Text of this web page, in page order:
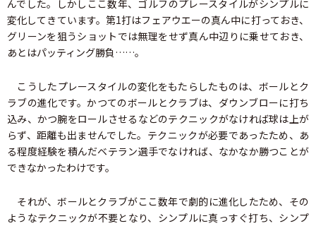
んでした。しかしここ数年、ゴルフのプレースタイルがシンプルに
変化してきています。第1打はフェアウエーの真ん中に打っておき、
グリーンを狙うショットでは無理をせず真ん中辺りに乗せておき、
あとはパッティング勝負……。
こうしたプレースタイルの変化をもたらしたものは、ボールとク
ラブの進化です。かつてのボールとクラブは、ダウンブローに打ち
込み、かつ腕をロールさせるなどのテクニックがなければ球は上が
らず、距離も出ませんでした。テクニックが必要であったため、あ
る程度経験を積んだベテラン選手でなければ、なかなか勝つことが
できなかったわけです。
それが、ボールとクラブがここ数年で劇的に進化したため、その
ようなテクニックが不要となり、シンプルに真っすぐ打ち、シンプ